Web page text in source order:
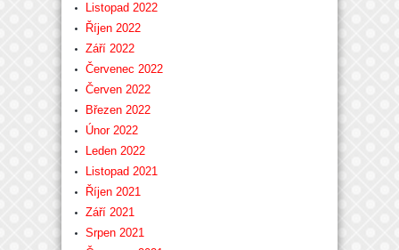
Listopad 2022
Říjen 2022
Září 2022
Červenec 2022
Červen 2022
Březen 2022
Únor 2022
Leden 2022
Listopad 2021
Říjen 2021
Září 2021
Srpen 2021